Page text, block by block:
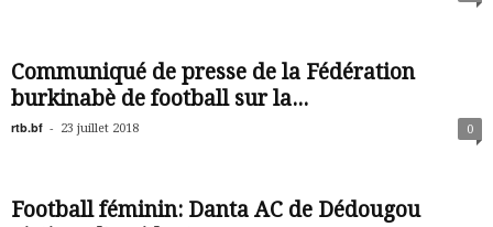
Communiqué de presse de la Fédération
burkinabè de football sur la...
rtb.bf - 23 juillet 2018 0
Football féminin: Danta AC de Dédougou